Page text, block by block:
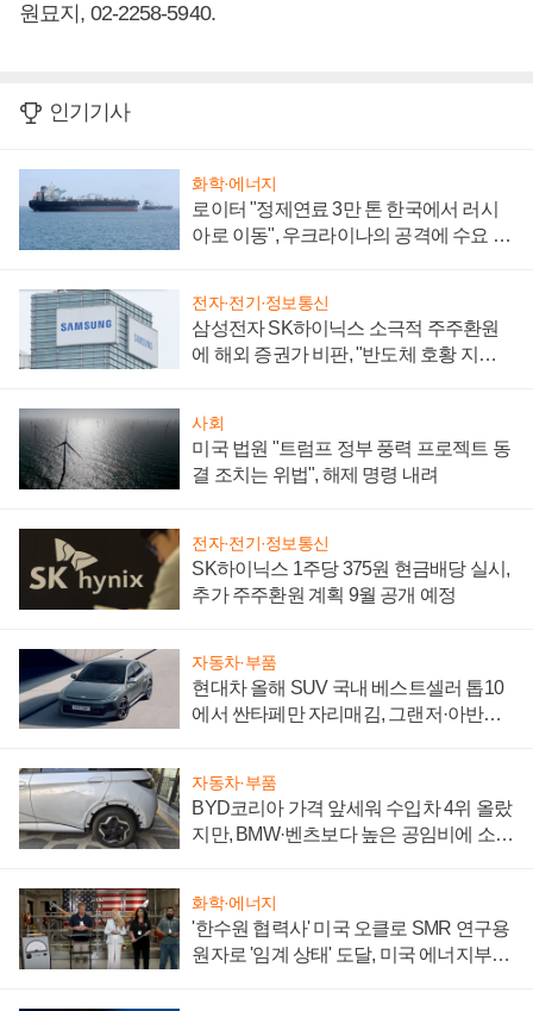
원묘지, 02-2258-5940.
인기기사
화학·에너지
로이터 "정제연료 3만 톤 한국에서 러시
아로 이동", 우크라이나의 공격에 수요 늘
전자·전기·정보통신
삼성전자 SK하이닉스 소극적 주주환원
에 해외 증권가 비판, "반도체 호황 지속
사회
미국 법원 "트럼프 정부 풍력 프로젝트 동
결 조치는 위법", 해제 명령 내려
전자·전기·정보통신
SK하이닉스 1주당 375원 현금배당 실시,
추가 주주환원 계획 9월 공개 예정
자동차·부품
현대차 올해 SUV 국내 베스트셀러 톱10
에서 싼타페만 자리매김, 그랜저·아반떼
자동차·부품
BYD코리아 가격 앞세워 수입차 4위 올랐
지만, BMW·벤츠보다 높은 공임비에 소비
화학·에너지
'한수원 협력사' 미국 오클로 SMR 연구용
원자로 '임계 상태' 도달, 미국 에너지부